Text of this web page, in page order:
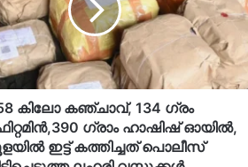
കിലോ കഞ്ചാവ്, 134 ഗ്രം
ഗ്രാം ഹാഷിഷ് ഓയില്‍,
ഇട്ട് കത്തിച്ചത് പൊലീസ്